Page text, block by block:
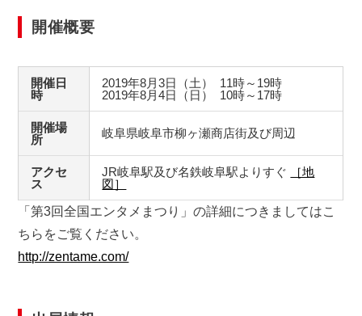
開催概要
開催日
時
2019年8月3日（土） 11時～19時
2019年8月4日（日） 10時～17時
開催場
所
岐阜県岐阜市柳ヶ瀬商店街及び周辺
アクセ
ス
JR岐阜駅及び名鉄岐阜駅よりすぐ
［地
図］
「第3回全国エンタメまつり」の詳細につきましてはこ
ちらをご覧ください。
http://zentame.com/